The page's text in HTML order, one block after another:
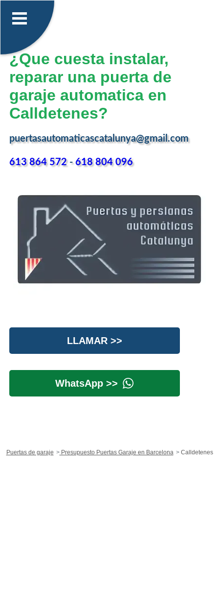
¿Que cuesta instalar,
reparar una puerta de
garaje automatica en
Calldetenes?
puertasautomaticascatalunya@gmail.com
613 864 572-618 804 096
LLAMAR >>
WhatsApp >>
Puertas de garaje Presupuesto Puertas Garaje en Barcelona Calldetenes